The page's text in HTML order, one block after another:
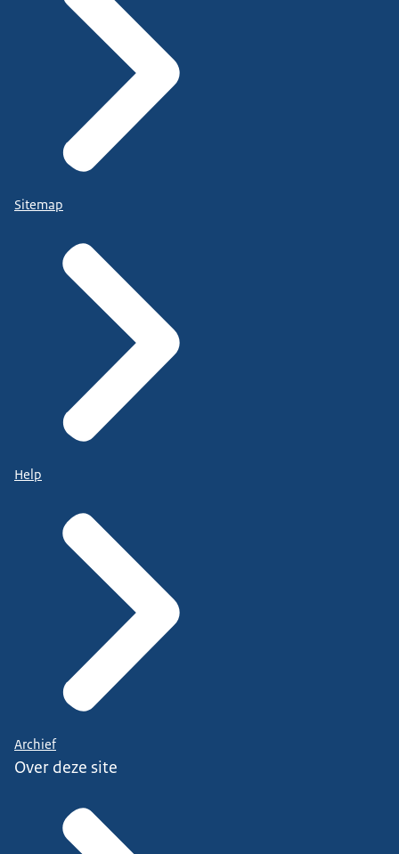
Sitemap
Help
Archief
Over deze site